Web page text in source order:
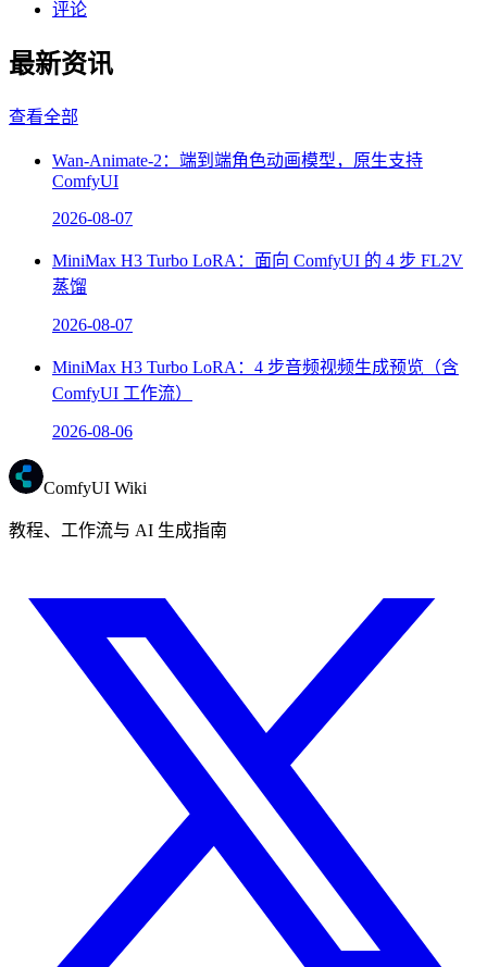
评论
最新资讯
查看全部
Wan-Animate-2：端到端角色动画模型，原生支持
ComfyUI
2026-08-07
MiniMax H3 Turbo LoRA：面向 ComfyUI 的 4 步 FL2V
蒸馏
2026-08-07
MiniMax H3 Turbo LoRA：4 步音频视频生成预览（含
ComfyUI 工作流）
2026-08-06
ComfyUI Wiki
教程、工作流与 AI 生成指南